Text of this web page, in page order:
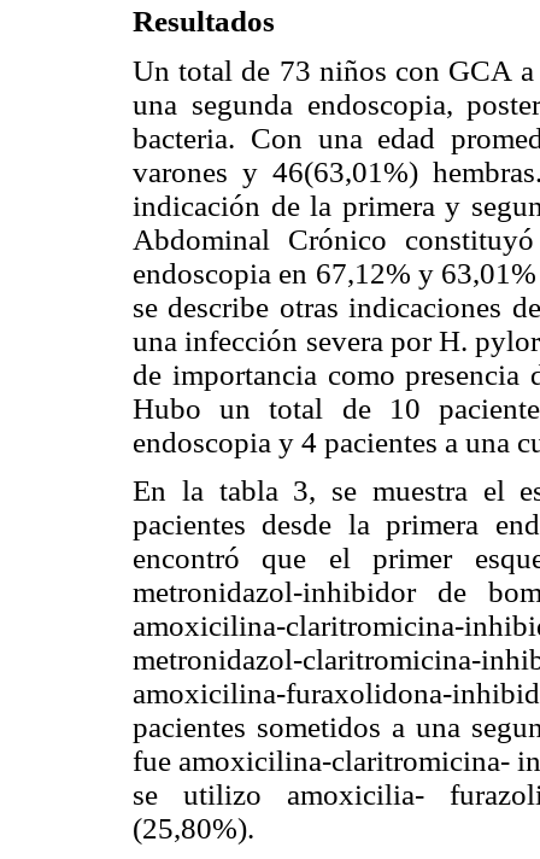
Resultados
Un total de 73 niños con GCA
una segunda endoscopia,
bacteria. Con una edad
varones y 46(63,01%)
indicación de la primera y
Abdominal Crónico
endoscopia en 67,12% y
se describe otras indicaciones
una infección severa por H.
de importancia como presencia
Hubo un total de 10
endoscopia y 4 pacientes a una
En la tabla 3, se muestra el
pacientes desde la primera
encontró que el primer
metronidazol-inhibidor de
amoxicilina-claritromicina-
metronidazol-
amoxicilina-furaxolidona-
pacientes sometidos a una
fue amoxicilina-claritromicina-
se utilizo amoxicilia-
(25,80%).